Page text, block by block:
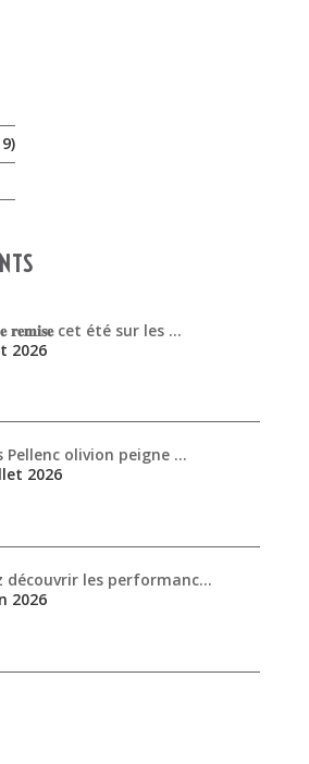
𝐫𝐞𝐦𝐢𝐬𝐞 cet été sur les …
Pellenc olivion peigne …
2026